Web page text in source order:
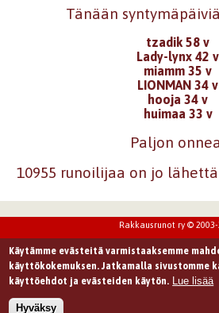
Tänään
tzadik 58 v
Lady-lynx 42 v
miamm 35 v
LIONMAN 34 v
hooja 34 v
huimaa 33 v
Paljon
10955 runoilijaa on jo
Rakkausrunot ry © 2003-
Käytämme evästeitä varmistaaksemme
käyttökokemuksen. Jatkamalla sivustomme
käyttöehdot ja evästeiden käytön. Lue lisää
Hyväksy